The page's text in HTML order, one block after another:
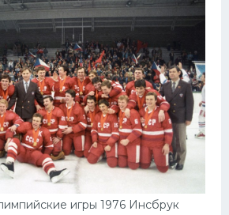
игры 1976 Инсбрук